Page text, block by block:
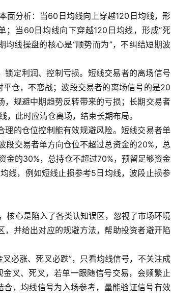
面分析：当60日均线向上穿越120日均线，形
；当60日均线向下穿越120日均线，形成“死
线操盘的核心是“顺势而为”，不纠结短期波
锁定利润、控制亏损。短线交易者的离场信号
仓，不恋战；波段交易者的离场信号的是20
规避中期趋势反转带来的亏损；长期交易者
此时应清仓离场，结束长期布局。
的仓位控制能有效规避风险。短线交易者单
段交易者单方向仓位不超过总资金的20%，总
金的30%，总持仓不超过70%，预留足够资金
线，例如短线止损参考5日均线，波段止损参
核心是陷入了各类认知误区，忽视了市场环境
并给出对应的规避方法，帮助投资者避开陷
必涨、死叉必跌”，只看均线信号，不关注成
叉、死叉，若单一跟随信号交易，会频繁止
，均线信号为入场参考，量能验证信号有效